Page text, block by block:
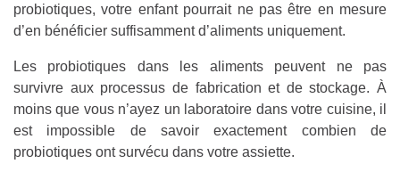
probiotiques, votre enfant pourrait ne pas être en mesure
d’en bénéficier suffisamment d’aliments uniquement.
Les probiotiques dans les aliments peuvent ne pas
survivre aux processus de fabrication et de stockage. À
moins que vous n’ayez un laboratoire dans votre cuisine, il
est impossible de savoir exactement combien de
probiotiques ont survécu dans votre assiette.